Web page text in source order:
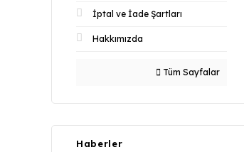
İptal ve İade Şartları
Hakkımızda
Tüm Sayfalar
Haberler